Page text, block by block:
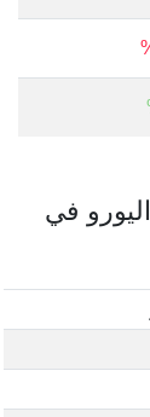
اليورو في